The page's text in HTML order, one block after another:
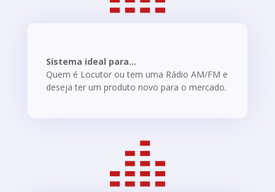
Sistema ideal para...
Quem é Locutor ou tem uma Rádio AM/FM e
deseja ter um produto novo para o mercado.